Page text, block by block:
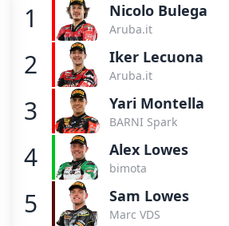
1 Nicolo Bulega
Aruba.it
2 Iker Lecuona
Aruba.it
3 Yari Montella
BARNI Spark
4 Alex Lowes
bimota
5 Sam Lowes
Marc VDS